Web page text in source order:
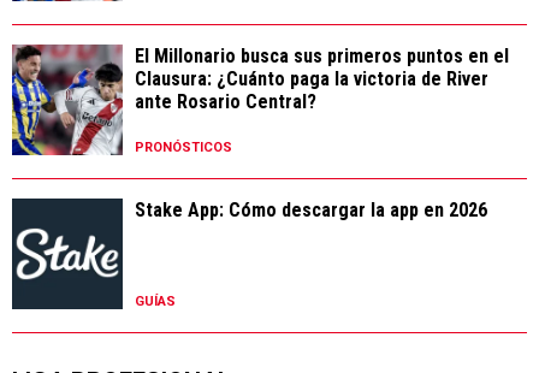
El Millonario busca sus primeros puntos en el
Clausura: ¿Cuánto paga la victoria de River
ante Rosario Central?
PRONÓSTICOS
Stake App: Cómo descargar la app en 2026
GUÍAS